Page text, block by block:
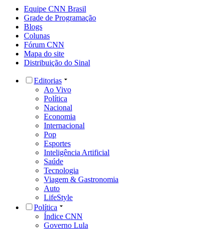
Equipe CNN Brasil
Grade de Programação
Blogs
Colunas
Fórum CNN
Mapa do site
Distribuição do Sinal
Editorias
Ao Vivo
Política
Nacional
Economia
Internacional
Pop
Esportes
Inteligência Artificial
Saúde
Tecnologia
Viagem & Gastronomia
Auto
LifeStyle
Política
Índice CNN
Governo Lula